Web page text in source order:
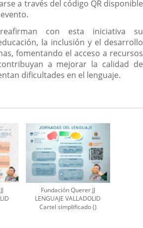
a través del código QR disponible
con esta iniciativa su
la inclusión y el desarrollo
fomentando el acceso a recursos
a mejorar la calidad de
dificultades en el lenguaje.
Fundación Querer JJ
LENGUAJE VALLADOLID
Cartel simplificado ()